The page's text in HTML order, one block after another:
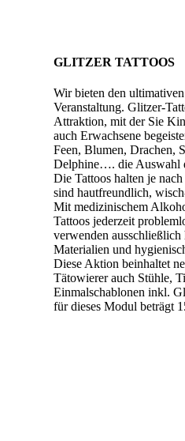
GLITZER TATTOOS
Wir bieten den
Veranstaltung. Glitzer-
Attraktion, mit der Sie
auch Erwachsene
Feen, Blumen, Drachen,
Delphine…. die Auswahl
Die Tattoos halten je
sind hautfreundlich,
Mit medizinischem
Tattoos jederzeit
verwenden
Materialien und
Diese Aktion beinhaltet
Tätowierer auch Stühle,
Einmalschablonen inkl.
für dieses Modul beträgt